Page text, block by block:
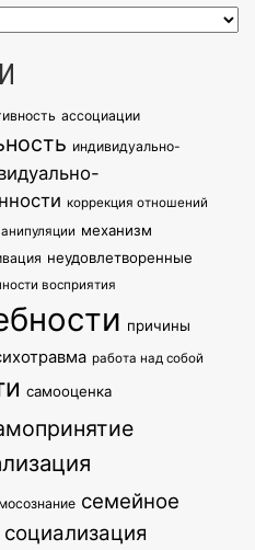
ассоциации
индивидуально-
коррекция отношений
механизм
неудовлетворенные
восприятия
причины
работа над собой
самооценка
семейное
социализация